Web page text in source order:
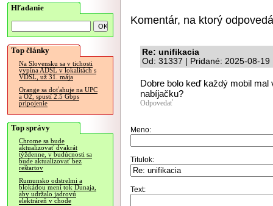
Hľadanie
Top články
Na Slovensku sa v tichosti
vypína ADSL v lokalitách s
VDSL, už 31. mája
Orange sa doťahuje na UPC
a O2, spustí 2.5 Gbps
pripojenie
Top správy
Chrome sa bude
aktualizovať dvakrát
týždenne, v budúcnosti sa
bude aktualizovať bez
reštartov
Rumunsko odstrelmi a
blokádou mení tok Dunaja,
aby udržalo jadrovú
elektráreň v chode
Komentár, na ktorý
Re: unifikacia
Od: 31337 | Pridané: 2025-08-19
Dobre bolo keď každý mobil
nabíjačku?
Odpovedať
Meno:
Titulok:
Text: